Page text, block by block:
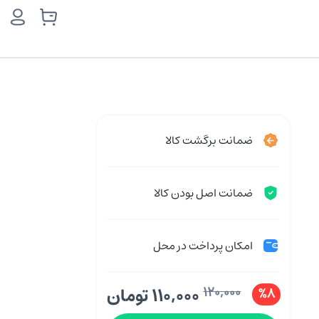
ضمانت برگشت کالا
ضمانت اصل بودن کالا
امکان پرداخت در محل
%8
120,000 110,000 تومان